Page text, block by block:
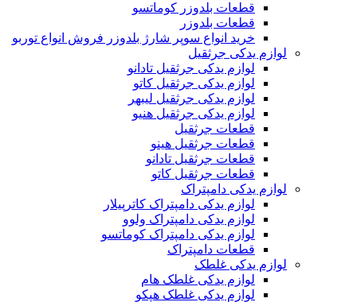
قطعات بلدوزر کوماتسو
قطعات بلدوزر
خرید انواع سوپر شارژ بلدوزر فروش انواع توربو
لوازم یدکی جرثقیل
لوازم یدکی جرثقیل تادانو
لوازم یدکی جرثقیل کاتو
لوازم یدکی جرثقیل لیبهر
لوازم یدکی جرثقیل هنیو
قطعات جرثقیل
قطعات جرثقیل هینو
قطعات جرثقیل تادانو
قطعات جرثقیل کاتو
لوازم یدکی دامپتراک
لوازم یدکی دامپتراک کاترپیلار
لوازم یدکی دامپتراک ولوو
لوازم یدکی دامپتراک کوماتسو
قطعات دامپتراک
لوازم یدکی غلطک
لوازم یدکی غلطک هام
لوازم یدکی غلطک هپکو